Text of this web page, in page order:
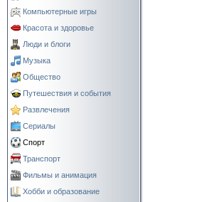
Компьютерные игры
Красота и здоровье
Люди и блоги
Музыка
Общество
Путешествия и события
Развлечения
Сериалы
Спорт
Транспорт
Фильмы и анимация
Хобби и образование